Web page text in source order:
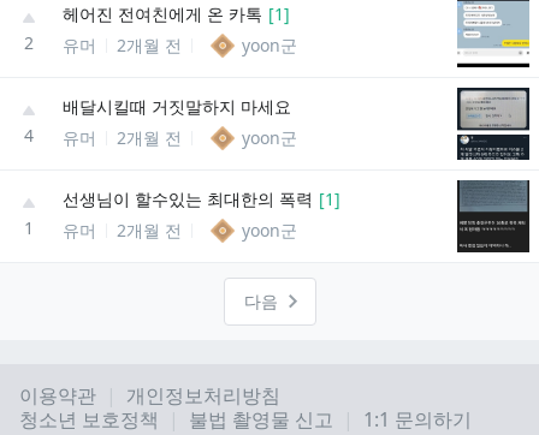
2
헤어진 전여친에게 온 카톡 [1]
유머
2개월 전 yoon군
4
배달시킬때 거짓말하지 마세요
유머
2개월 전 yoon군
1
선생님이 할수있는 최대한의 폭력 [1]
유머
2개월 전 yoon군
다음
이용약관
개인정보처리방침
청소년 보호정책
불법 촬영물 신고 1:1 문의하기